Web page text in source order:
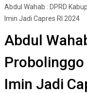
Abdul Wahab : DPRD
Imin Jadi Capres RI 2024
Abdul
Probolinggo
Imin Jadi